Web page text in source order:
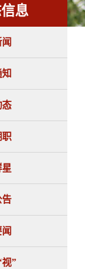
息
态
职
告
视”